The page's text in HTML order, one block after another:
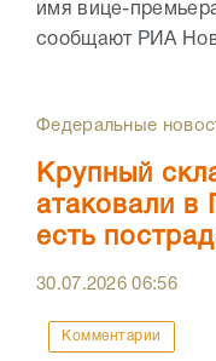
имя вице-
сообщают РИА
Федеральные
Крупный
атаковали в
есть
30.07.202606:56
Комментарии